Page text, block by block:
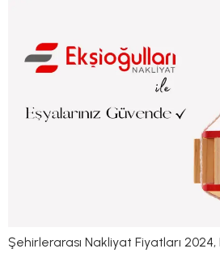
Şehirlerarası Nakliyat Fiyatları 2024,